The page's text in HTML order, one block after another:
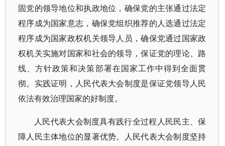
固党的领导地位和执政地位，确保党的主张通过法定
程序成为国家意志，确保党组织推荐的人选通过法定
程序成为国家政权机关领导人员，确保党通过国家政
权机关实施对国家和社会的领导，保证党的理论、路
线、方针政策和决策部署在国家工作中得到全面贯
彻。实践证明，人民代表大会制度是保证党领导人民
依法有效治理国家的好制度。
人民代表大会制度具有践行全过程人民民主、保
障人民主体地位的显著优势。人民代表大会制度坚持